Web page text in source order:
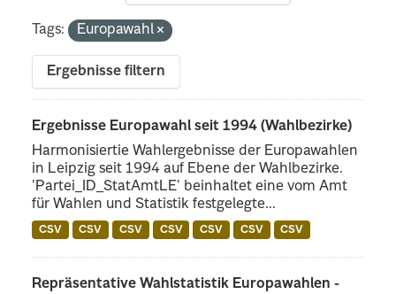
Tags: Europawahl
Ergebnisse filtern
Ergebnisse Europawahl seit 1994 (Wahlbezirke)
Harmonisiertie Wahlergebnisse der Europawahlen
in Leipzig seit 1994 auf Ebene der Wahlbezirke.
'Partei_ID_StatAmtLE' beinhaltet eine vom Amt
für Wahlen und Statistik festgelegte...
CSV CSV CSV CSV CSV CSV CSV
Repräsentative Wahlstatistik Europawahlen -